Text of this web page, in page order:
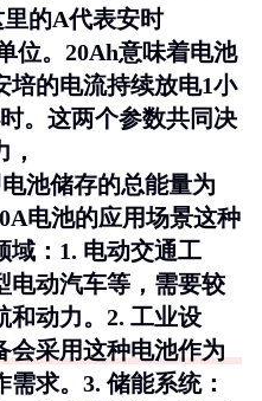
里的A代表安时
位。20Ah意味着电池
培的电流持续放电1小
。这两个参数共同决
池储存的总能量为
电池的应用场景这种
域：1. 电动交通工
电动汽车等，需要较
和动力。2. 工业设
会采用这种电池作为
需求。3.储能系统：